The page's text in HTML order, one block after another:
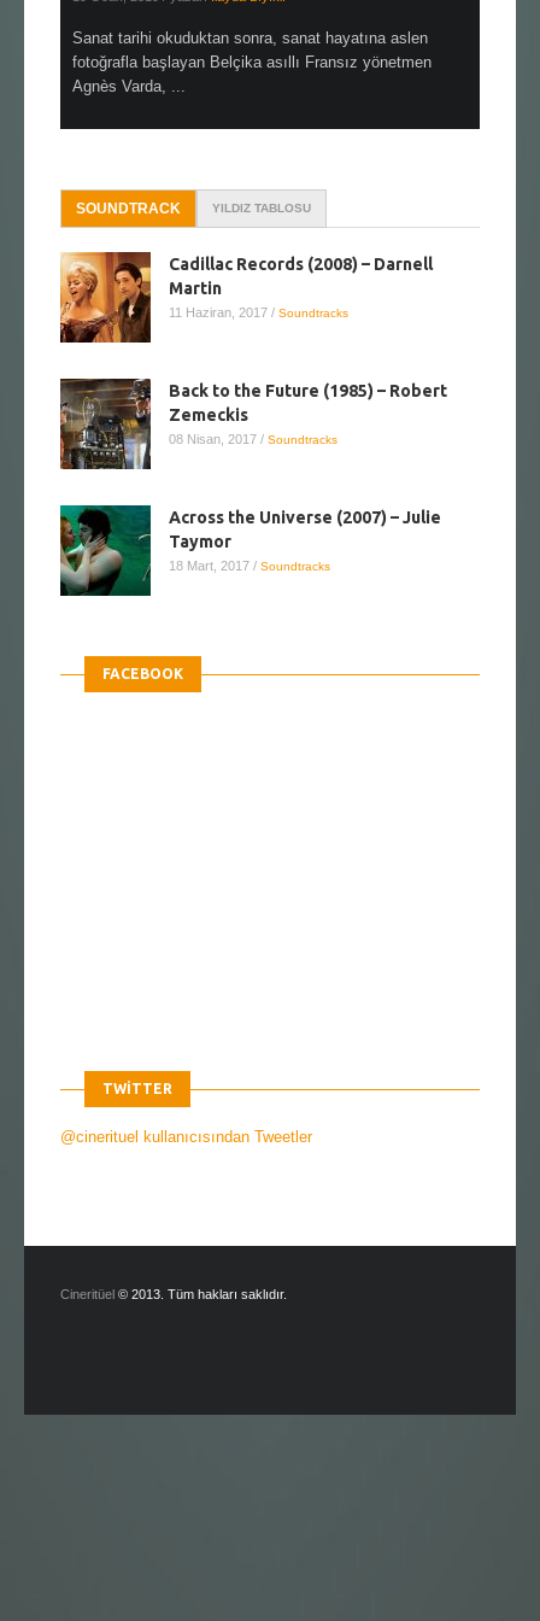
Sanat tarihi okuduktan sonra, sanat hayatına aslen
fotoğrafla başlayan Belçika asıllı Fransız yönetmen
Agnès Varda, ...
SOUNDTRACK YILDIZ TABLOSU
Cadillac Records (2008) – Darnell
Martin
11 Haziran, 2017 / Soundtracks
Back to the Future (1985) – Robert
Zemeckis
08 Nisan, 2017 / Soundtracks
Across the Universe (2007) – Julie
Taymor
18 Mart, 2017 / Soundtracks
FACEBOOK
TWITTER
@cinerituel kullanıcısından Tweetler
Cineritüel © 2013. Tüm hakları saklıdır.